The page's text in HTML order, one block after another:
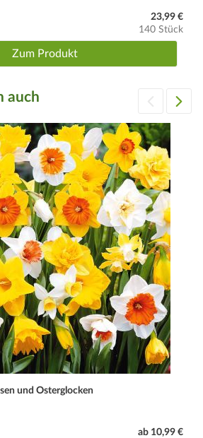
23,99 €
140 Stück
Zum Produkt
auch
und Osterglocken
ab 10,99 €